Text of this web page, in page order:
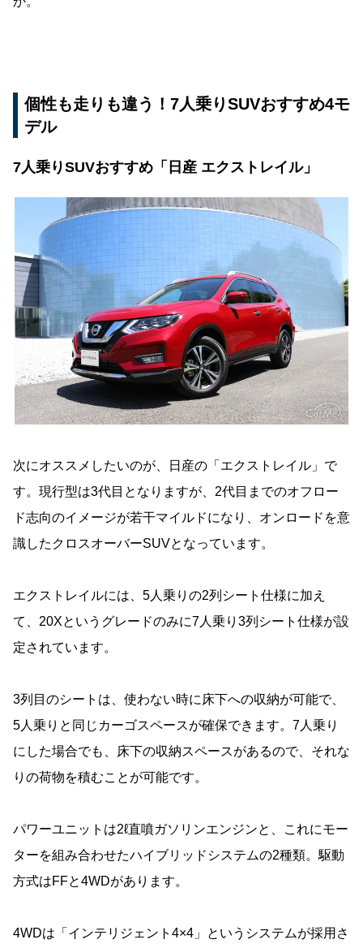
個性も走りも違う！7人乗りSUVおすすめ4モ
デル
7人乗りSUVおすすめ「日産 エクストレイル」
次にオススメしたいのが、日産の「エクストレイル」で
す。現行型は3代目となりますが、2代目までのオフロー
ド志向のイメージが若干マイルドになり、オンロードを意
識したクロスオーバーSUVとなっています。
エクストレイルには、5人乗りの2列シート仕様に加え
て、20Xというグレードのみに7人乗り3列シート仕様が設
定されています。
3列目のシートは、使わない時に床下への収納が可能で、
5人乗りと同じカーゴスペースが確保できます。7人乗り
にした場合でも、床下の収納スペースがあるので、それな
りの荷物を積むことが可能です。
パワーユニットは2ℓ直噴ガソリンエンジンと、これにモー
ターを組み合わせたハイブリッドシステムの2種類。駆動
方式はFFと4WDがあります。
4WDは「インテリジェント4×4」というシステムが採用さ